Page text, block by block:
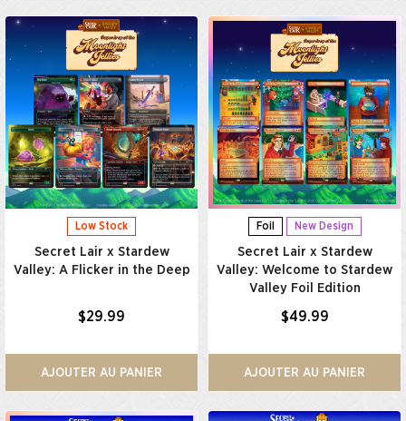
Low Stock
Secret Lair x Stardew
Valley: A Flicker in the Deep
$29.99
AJOUTER AU PANIER
Foil New Design
Secret Lair x Stardew
Valley: Welcome to Stardew
Valley Foil Edition
$49.99
AJOUTER AU PANIER